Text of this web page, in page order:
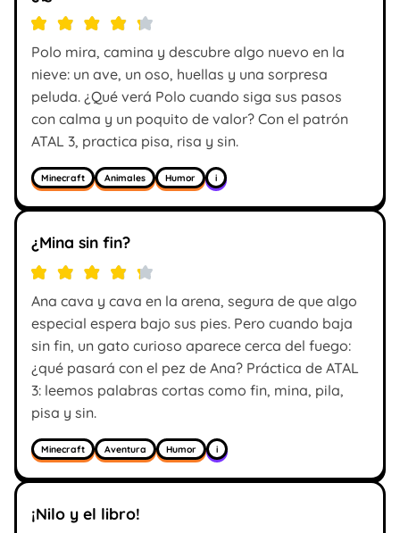
Polo mira, camina y descubre algo nuevo en la
nieve: un ave, un oso, huellas y una sorpresa
peluda. ¿Qué verá Polo cuando siga sus pasos
con calma y un poquito de valor? Con el patrón
ATAL 3, practica pisa, risa y sin.
Minecraft Animales Humor i
¿Mina sin fin?
Ana cava y cava en la arena, segura de que algo
especial espera bajo sus pies. Pero cuando baja
sin fin, un gato curioso aparece cerca del fuego:
¿qué pasará con el pez de Ana? Práctica de ATAL
3: leemos palabras cortas como fin, mina, pila,
pisa y sin.
Minecraft Aventura Humor i
¡Nilo y el libro!